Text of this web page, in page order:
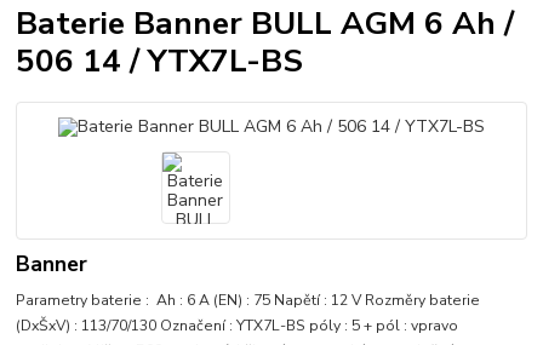
Baterie Banner BULL AGM 6 Ah /
506 14 / YTX7L-BS
Banner
Parametry baterie : Ah : 6 A (EN) : 75 Napětí : 12 V Rozměry baterie
(DxŠxV) : 113/70/130 Označení : YTX7L-BS póly : 5 + pól : vpravo